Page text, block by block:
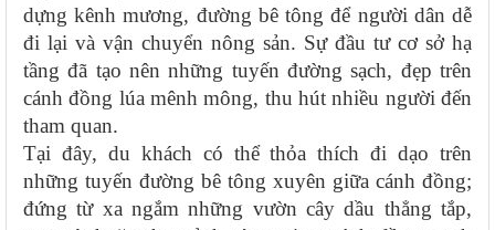
dựng kênh mương, đường bê tông để người dân dễ
đi lại và vận chuyển nông sản. Sự đầu tư cơ sở hạ
tầng đã tạo nên những tuyến đường sạch, đẹp trên
cánh đồng lúa mênh mông, thu hút nhiều người đến
tham quan.
Tại đây, du khách có thể thỏa thích đi dạo trên
những tuyến đường bê tông xuyên giữa cánh đồng;
đứng từ xa ngắm những vườn cây dầu thẳng tắp,